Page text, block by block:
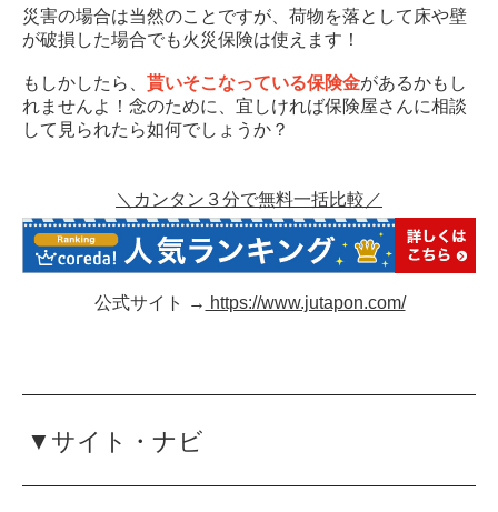
災害の場合は当然のことですが、荷物を落として床や壁
が破損した場合でも火災保険は使えます！
もしかしたら、 貰いそこなっている保険金があるかもし
れませんよ！念のために、宜しければ保険屋さんに相談
して見られたら如何でしょうか？
＼カンタン３分で無料一括比較／
公式サイト → https://www.jutapon.com/
▼サイト・ナビ